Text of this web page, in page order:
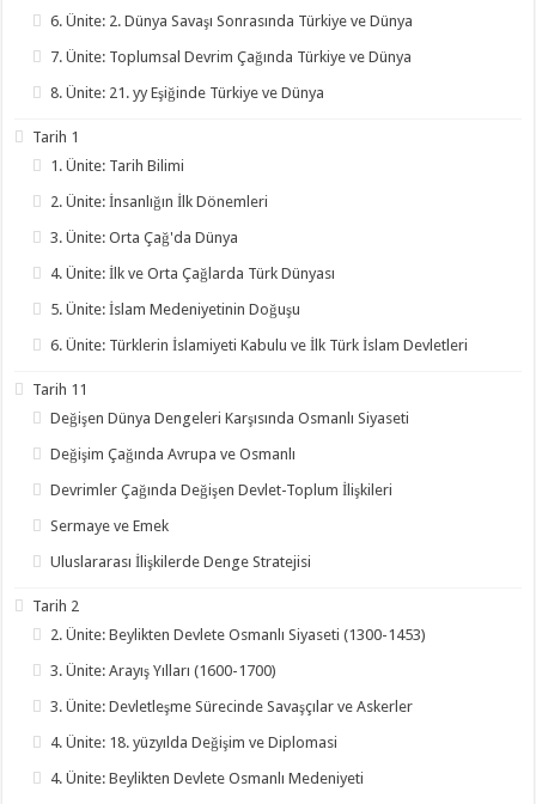
6. Ünite: 2. Dünya Savaşı Sonrasında Türkiye ve Dünya
7. Ünite: Toplumsal Devrim Çağında Türkiye ve Dünya
8. Ünite: 21. yy Eşiğinde Türkiye ve Dünya
Tarih 1
1. Ünite: Tarih Bilimi
2. Ünite: İnsanlığın İlk Dönemleri
3. Ünite: Orta Çağ'da Dünya
4. Ünite: İlk ve Orta Çağlarda Türk Dünyası
5. Ünite: İslam Medeniyetinin Doğuşu
6. Ünite: Türklerin İslamiyeti Kabulu ve İlk Türk İslam Devletleri
Tarih 11
Değişen Dünya Dengeleri Karşısında Osmanlı Siyaseti
Değişim Çağında Avrupa ve Osmanlı
Devrimler Çağında Değişen Devlet-Toplum İlişkileri
Sermaye ve Emek
Uluslararası İlişkilerde Denge Stratejisi
Tarih 2
2. Ünite: Beylikten Devlete Osmanlı Siyaseti (1300-1453)
3. Ünite: Arayış Yılları (1600-1700)
3. Ünite: Devletleşme Sürecinde Savaşçılar ve Askerler
4. Ünite: 18. yüzyılda Değişim ve Diplomasi
4. Ünite: Beylikten Devlete Osmanlı Medeniyeti